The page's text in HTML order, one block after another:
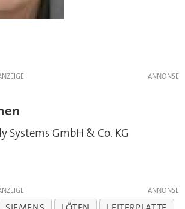
Systems GmbH & Co. KG